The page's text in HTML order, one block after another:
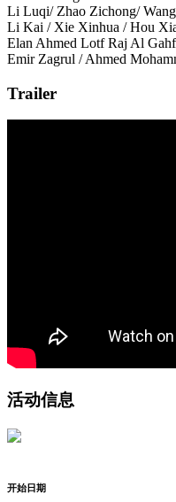
Li Luqi/ Zhao Zichong/
Li Kai / Xie Xinhua / Hou
Elan Ahmed Lotf Raj Al
Emir Zagrul / Ahmed
Trailer
活动信息
开始日期